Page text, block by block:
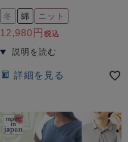
冬 綿 ニット
12,980 税込
詳細を見る